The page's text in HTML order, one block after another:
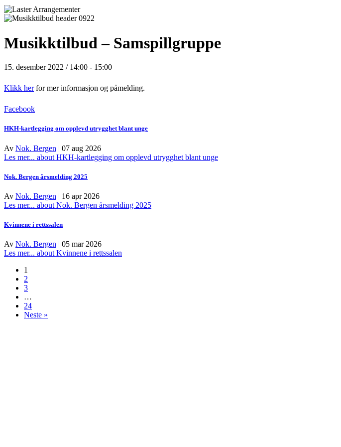
Musikktilbud – Samspillgruppe
15. desember 2022 / 14:00 - 15:00
Klikk herfor mer informasjon og påmelding.
Facebook
HKH-kartlegging om opplevd utrygghet blant unge
Av Nok. Bergen | 07 aug 2026
Les mer... about HKH-kartlegging om opplevd utrygghet blant unge
Nok. Bergen årsmelding 2025
Av Nok. Bergen | 16 apr 2026
Les mer... about Nok. Bergen årsmelding 2025
Kvinnene i rettssalen
Av Nok. Bergen | 05 mar 2026
Les mer... about Kvinnene i rettssalen
1
2
3
…
24
Neste »